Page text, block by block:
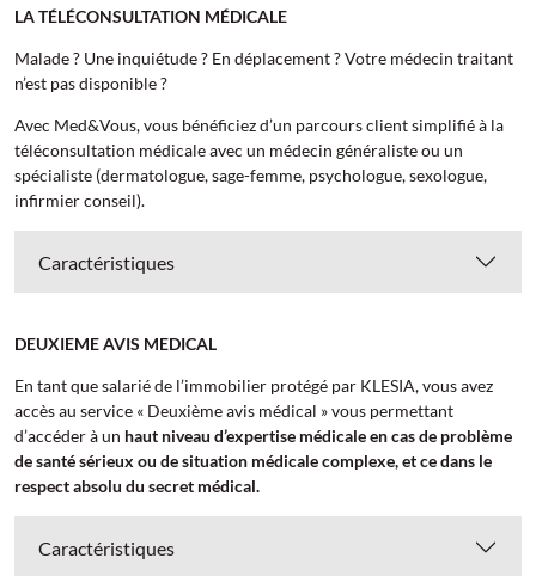
LA TÉLÉCONSULTATION MÉDICALE
Malade ? Une inquiétude ? En déplacement ? Votre médecin traitant
n’est pas disponible ?
Avec Med&Vous, vous bénéficiez d’un parcours client simplifié à la
téléconsultation médicale avec un médecin généraliste ou un
spécialiste (dermatologue, sage-femme, psychologue, sexologue,
infirmier conseil).
Caractéristiques
DEUXIEME AVIS MEDICAL
En tant que salarié de l’immobilier protégé par KLESIA, vous avez
accès au service « Deuxième avis médical » vous permettant
d’accéder à un haut niveau d’expertise médicale en cas de problème
de santé sérieux ou de situation médicale complexe, et ce dans le
respect absolu du secret médical.
Caractéristiques